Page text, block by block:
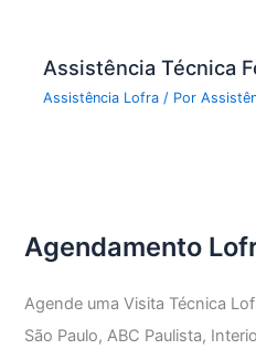
Assistência Técnica
Assistência Lofra / Por
Agendamento
Agende uma Visita Técnica
São Paulo, ABC Paulista,